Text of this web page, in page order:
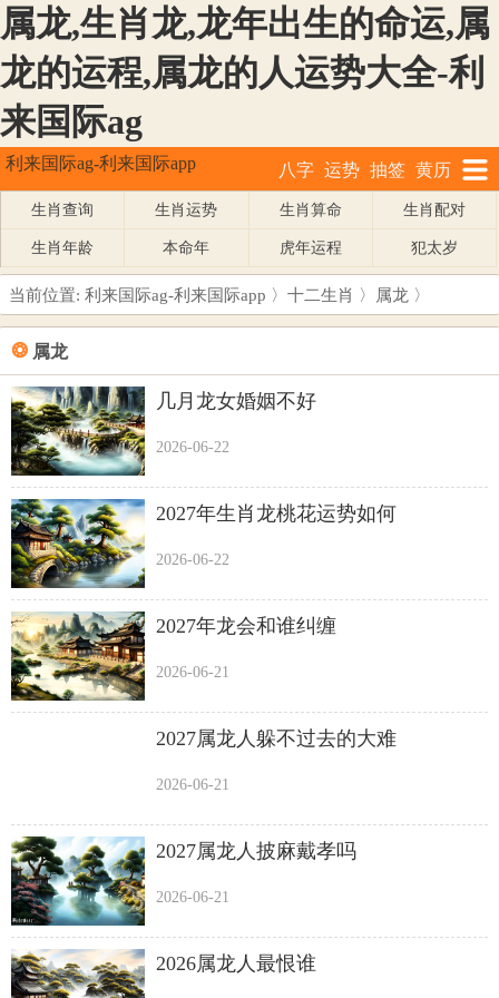
属龙,生肖龙,龙年出生的命运,属
龙的运程,属龙的人运势大全-利
来国际ag
利来国际ag-利来国际app 八字 运势 抽签 黄历
生肖查询 生肖运势 生肖算命 生肖配对
生肖年龄 本命年 虎年运程 犯太岁
当前位置: 利来国际ag-利来国际app 〉 十二生肖 〉 属龙 〉
❂ 属龙
几月龙女婚姻不好
2026-06-22
2027年生肖龙桃花运势如何
2026-06-22
2027年龙会和谁纠缠
2026-06-21
2027属龙人躲不过去的大难
2026-06-21
2027属龙人披麻戴孝吗
2026-06-21
2026属龙人最恨谁